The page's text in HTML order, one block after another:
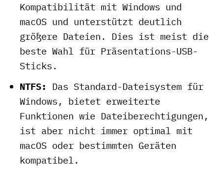
Kompatibilität mit Windows und
macOS und unterstützt deutlich
größere Dateien. Dies ist meist die
beste Wahl für Präsentations-USB-
Sticks.
NTFS: Das Standard-Dateisystem für
Windows, bietet erweiterte
Funktionen wie Dateiberechtigungen,
ist aber nicht immer optimal mit
macOS oder bestimmten Geräten
kompatibel.